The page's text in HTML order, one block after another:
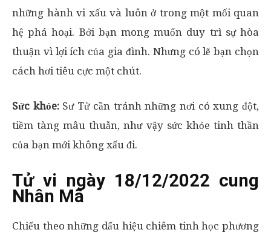
những hành vi xấu và luôn ở trong một mối quan
hệ phá hoại. Bởi bạn mong muốn duy trì sự hòa
thuận vì lợi ích của gia đình. Nhưng có lẽ bạn chọn
cách hơi tiêu cực một chút.
Sức khỏe:Sư Tử cần tránh những nơi có xung đột,
tiềm tàng mâu thuẫn, như vậy sức khỏe tinh thần
của bạn mới không xấu đi.
Tử vi ngày 18/12/2022 cung
Nhân Mã
Chiếu theo những dấu hiệu chiêm tinh học phương